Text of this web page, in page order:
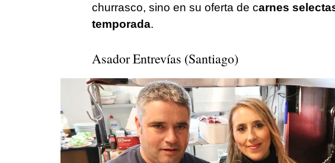
churrasco, sino en su oferta de carnes
temporada.
Asador Entrevías (Santiago)